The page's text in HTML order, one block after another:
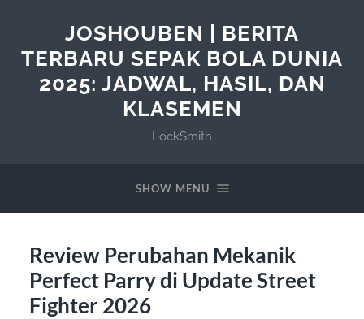
JOSHOUBEN | BERITA
TERBARU SEPAK BOLA DUNIA
2025: JADWAL, HASIL, DAN
KLASEMEN
LockSmith
SHOW MENU
Review Perubahan Mekanik
Perfect Parry di Update Street
Fighter 2026